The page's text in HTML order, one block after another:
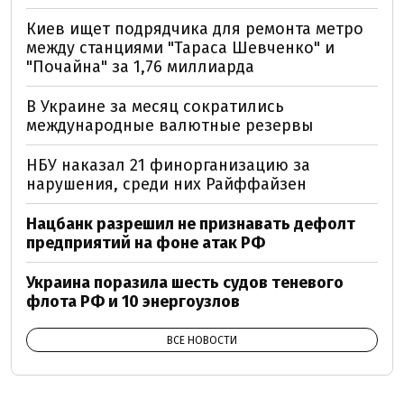
Киев ищет подрядчика для ремонта метро
между станциями "Тараса Шевченко" и
"Почайна" за 1,76 миллиарда
В Украине за месяц сократились
международные валютные резервы
НБУ наказал 21 финорганизацию за
нарушения, среди них Райффайзен
Нацбанк разрешил не признавать дефолт
предприятий на фоне атак РФ
Украина поразила шесть судов теневого
флота РФ и 10 энергоузлов
ВСЕ НОВОСТИ